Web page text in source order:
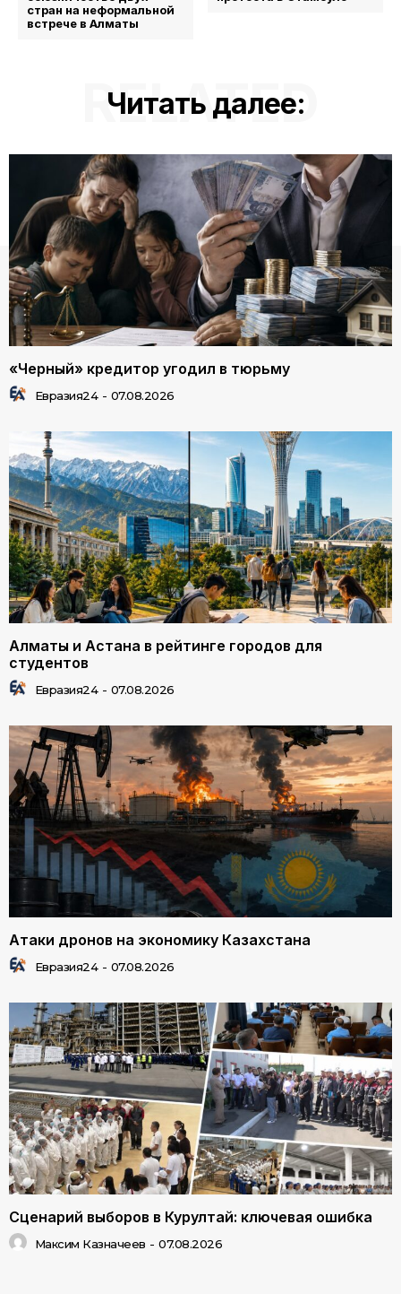
стран на неформальной
встрече в Алматы
Читать далее:
RELATED
«Черный» кредитор угодил в тюрьму
Евразия24 - 07.08.2026
Алматы и Астана в рейтинге городов для
студентов
Евразия24 - 07.08.2026
Атаки дронов на экономику Казахстана
Евразия24 - 07.08.2026
Сценарий выборов в Курултай: ключевая ошибка
Максим Казначеев - 07.08.2026